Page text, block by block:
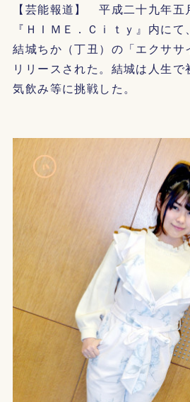
【芸能報道】 平成二十九年五
『ＨＩＭＥ．Ｃｉｔｙ』内にて
結城ちか（丁丑）の「エクササ
リリースされた。結城は人生で
気飲み等に挑戦した。